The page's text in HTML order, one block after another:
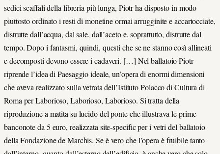
sedici scaffali della libreria più lunga, Piotr ha disposto in modo
piuttosto ordinato i resti di monetine ormai arrugginite e accartocciate,
distrutte dall’acqua, dal sale, dall’aceto e, soprattutto, distrutte dal
tempo. Dopo i fantasmi, quindi, questi che se ne stanno così allineati
e decomposti devono essere i cadaveri. […] Nel ballatoio Piotr
riprende l’idea di Paesaggio ideale, un’opera di enormi dimensioni
che aveva realizzato sulla vetrata dell’Istituto Polacco di Cultura di
Roma per Laborioso, Laborioso, Laborioso. Si tratta della
riproduzione a matita su lucido del ponte che illustrava le prime
banconote da 5 euro, realizzata site-specific per i vetri del ballatoio
della Fondazione de Marchis. Se è vero che l’opera è fruibile tanto